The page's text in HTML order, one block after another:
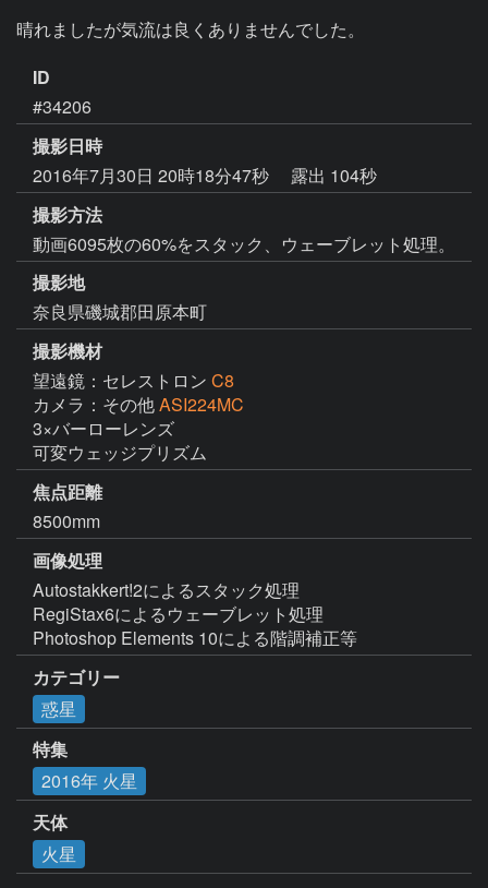
晴れましたが気流は良くありませんでした。
ID
#34206
撮影日時
2016年7月30日 20時18分47秒
露出 104秒
撮影方法
動画6095枚の60%をスタック、ウェーブレット処理。
撮影地
奈良県磯城郡田原本町
撮影機材
望遠鏡：セレストロン C8
カメラ：その他ASI224MC
3×バーローレンズ
可変ウェッジプリズム
焦点距離
8500mm
画像処理
Autostakkert!2によるスタック処理
RegiStax6によるウェーブレット処理
Photoshop Elements 10による階調補正等
カテゴリー
惑星
特集
2016年 火星
天体
火星